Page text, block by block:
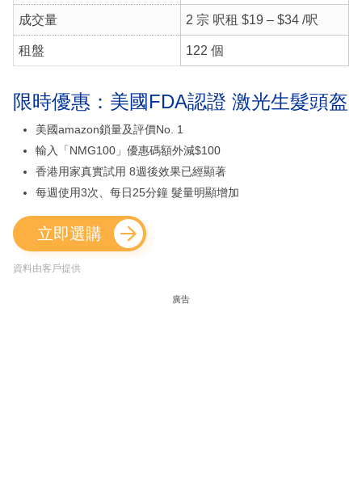
成交量 2 宗 呎租 $19 – $34 /呎
租盤 122 個
限時優惠：美國FDA認證 激光生髮頭盔
美國amazon鎖量及評價No. 1
輸入「NMG100」優惠碼額外減$100
香港用家真實試用 8週後效果已經顯著
每週使用3次、每日25分鐘 髮量明顯增加
立即選購
資料由客戶提供
廣告